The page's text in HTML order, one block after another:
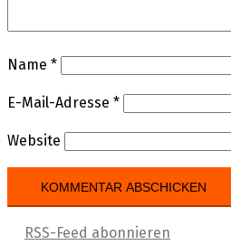
Name *
E-Mail-Adresse *
Website
RSS-Feed abonnieren